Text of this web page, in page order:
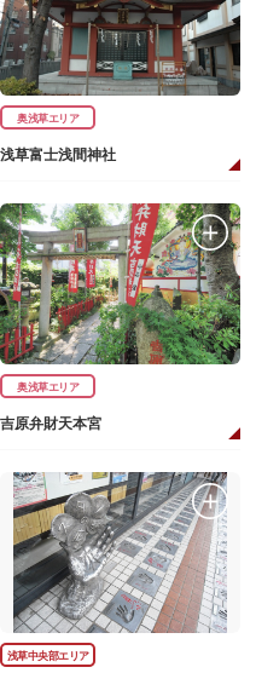
奥浅草エリア
浅草富士浅間神社
奥浅草エリア
吉原弁財天本宮
浅草中央部エリア